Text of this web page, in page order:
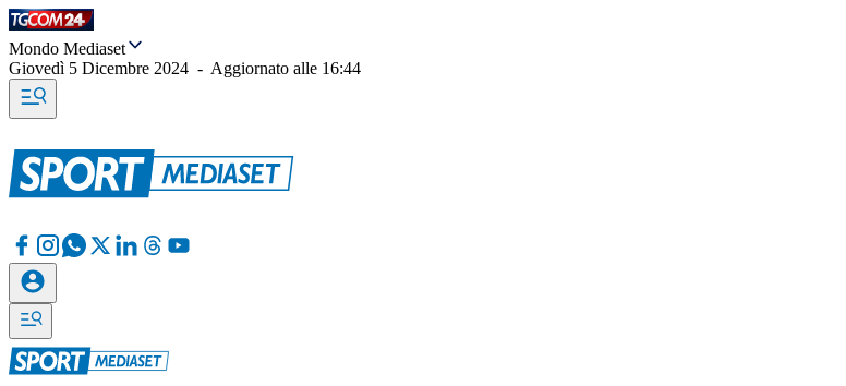
Mondo Mediaset
Giovedì 5 Dicembre 2024 - Aggiornato alle 16:44